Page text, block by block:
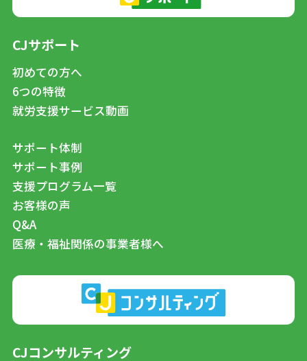
CJサポート
初めての方へ
6つの特徴
就労支援サービス動画
サポート体制
サポート事例
支援プログラム一覧
お客様の声
Q&A
医療・福祉関係の事業者様へ
CJコンサルティング